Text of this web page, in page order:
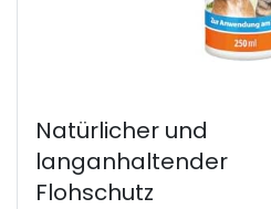
Natürlicher und
langanhaltender
Flohschutz